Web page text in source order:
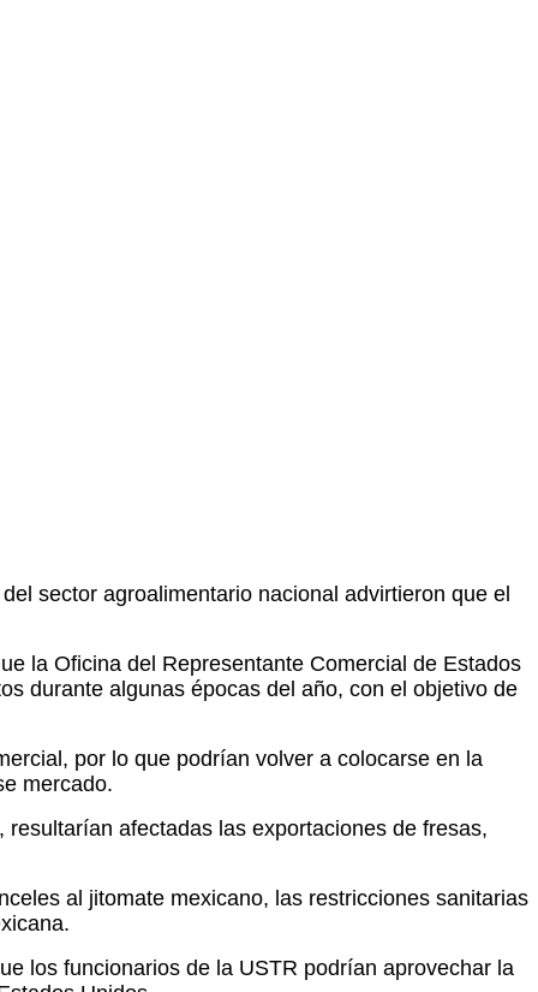
sector agroalimentario nacional advirtieron que el
la Oficina del Representante Comercial de Estados
durante algunas épocas del año, con el objetivo de
por lo que podrían volver a colocarse en la
mercado.
afectadas las exportaciones de fresas,
al jitomate mexicano, las restricciones sanitarias
los funcionarios de la USTR podrían aprovechar la